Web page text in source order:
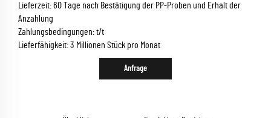
Lieferzeit: 60 Tage nach Bestätigung der PP-Proben und Erhalt der
Anzahlung
Zahlungsbedingungen: t/t
Lieferfähigkeit: 3 Millionen Stück pro Monat
Anfrage